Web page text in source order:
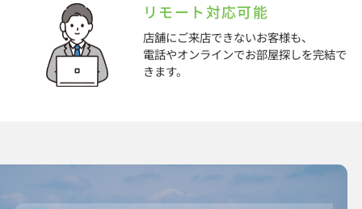
リモート対応可能
店舗にご来店できないお客様も、
電話やオンラインでお部屋探しを完結で
きます。